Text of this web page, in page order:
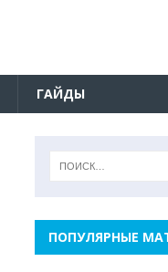
ГАЙДЫ
ПОПУЛЯРНЫЕ